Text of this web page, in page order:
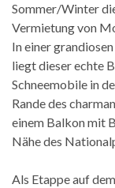
Sommer/Winter
Vermietung von
In einer
liegt dieser echte
Schneemobile in
Rande des
einem Balkon mit
Nähe des
Als Etappe auf